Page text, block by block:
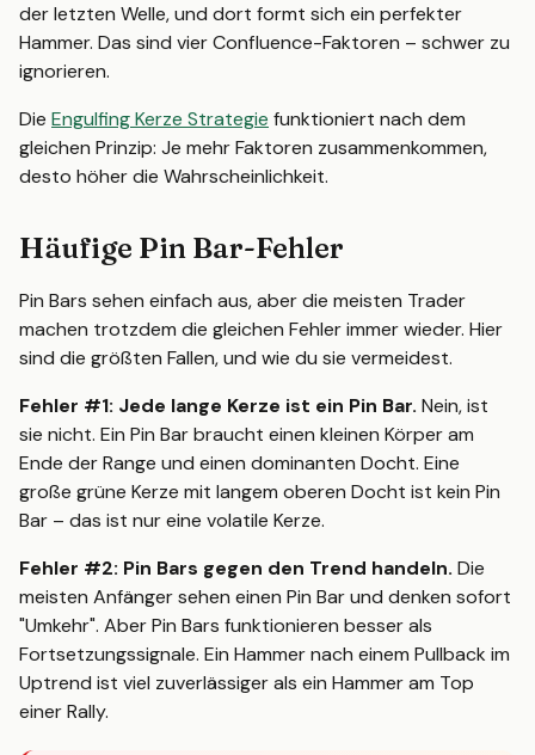
der letzten Welle, und dort formt sich ein perfekter
Hammer. Das sind vier Confluence-Faktoren – schwer zu
ignorieren.
Die Engulfing Kerze Strategie funktioniert nach dem
gleichen Prinzip: Je mehr Faktoren zusammenkommen,
desto höher die Wahrscheinlichkeit.
Häufige Pin Bar-Fehler
Pin Bars sehen einfach aus, aber die meisten Trader
machen trotzdem die gleichen Fehler immer wieder. Hier
sind die größten Fallen, und wie du sie vermeidest.
Fehler #1: Jede lange Kerze ist ein Pin Bar. Nein, ist
sie nicht. Ein Pin Bar braucht einen kleinen Körper am
Ende der Range und einen dominanten Docht. Eine
große grüne Kerze mit langem oberen Docht ist kein Pin
Bar – das ist nur eine volatile Kerze.
Fehler #2: Pin Bars gegen den Trend handeln. Die
meisten Anfänger sehen einen Pin Bar und denken sofort
"Umkehr". Aber Pin Bars funktionieren besser als
Fortsetzungssignale. Ein Hammer nach einem Pullback im
Uptrend ist viel zuverlässiger als ein Hammer am Top
einer Rally.